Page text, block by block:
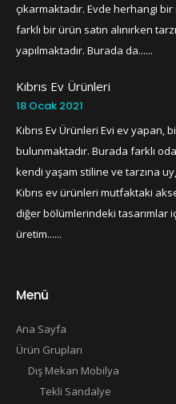
çıkarmaktadır. Evde herhangi
farklı bir ürün satın alınırken
yapılmaktadır. Burada da......
Kıbrıs Ev Ürünleri
18 Ocak 2021
Kıbrıs Ev Ürünleri Evi ev yapan,
bulunmaktadır. Burada farklı
kendi yaşam stiline ve tarzına
Kıbrıs ev ürünleri mutfaktaki
diğer bölümlerindeki tasarımlar
üretim......
Menü
Ana Sayfa
Ürün Grupları
Dış Mekan Mobilya
Tekli Sandalye